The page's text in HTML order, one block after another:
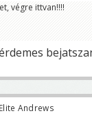
végre ittvan!!!!
Andrews